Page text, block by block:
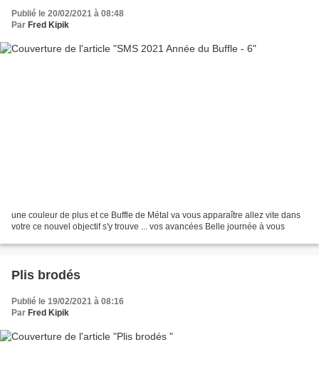
Publié le 20/02/2021 à 08:48
Par Fred Kipik
une couleur de plus et ce Buffle de Métal va vous apparaître allez vite dans
votre ce nouvel objectif s'y trouve ... vos avancées Belle journée à vous
Plis brodés
Publié le 19/02/2021 à 08:16
Par Fred Kipik